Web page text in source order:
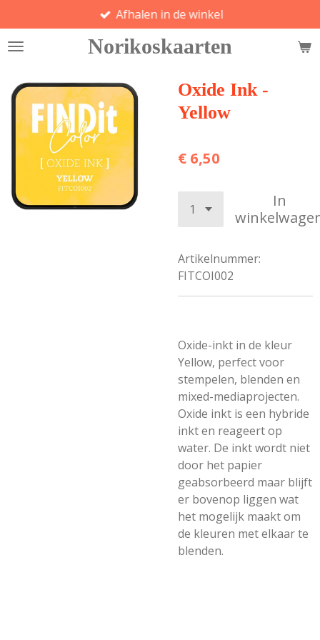
direct
naar
hoofdinhoud
Norikoskaarten
Afhalen in de winkel
Oxide Ink -
Yellow
€ 6,50
In
Artikelnummer:
FITCOI002
Oxide-inkt in de kleur
Yellow, perfect voor
stempelen, blenden en
mixed-mediaprojecten.
Oxide inkt is een hybride
inkt en reageert op
water. De inkt wordt niet
door het papier
geabsorbeerd maar blijft
er bovenop liggen wat
het mogelijk maakt om
de kleuren met elkaar te
blenden.